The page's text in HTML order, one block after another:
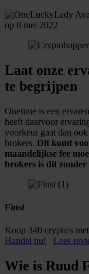
op 8 mei 2022
Laat onze
te begrijpen
Onetime is een
heeft daarvoor
voorkeur gaat dan
brokers. Dit komt
maandelijkse fee
brokers is dit zonder
Finst
Koop 340 crypto's
Handel nu!
Lees
Wie is Ruud